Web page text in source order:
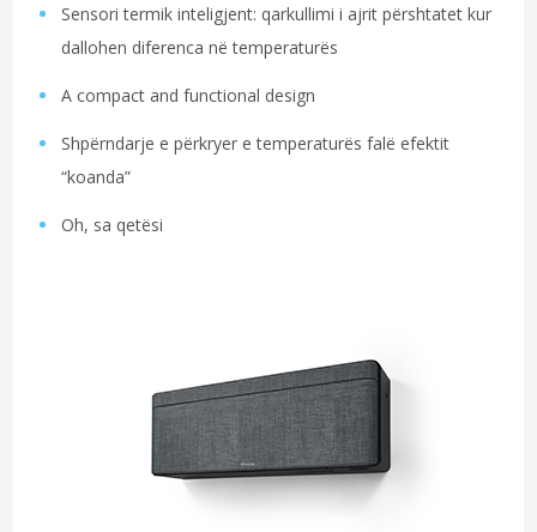
Sensori termik inteligjent: qarkullimi i ajrit përshtatet kur
dallohen diferenca në temperaturës
A compact and functional design
Shpërndarje e përkryer e temperaturës falë efektit
“koanda”
Oh, sa qetësi